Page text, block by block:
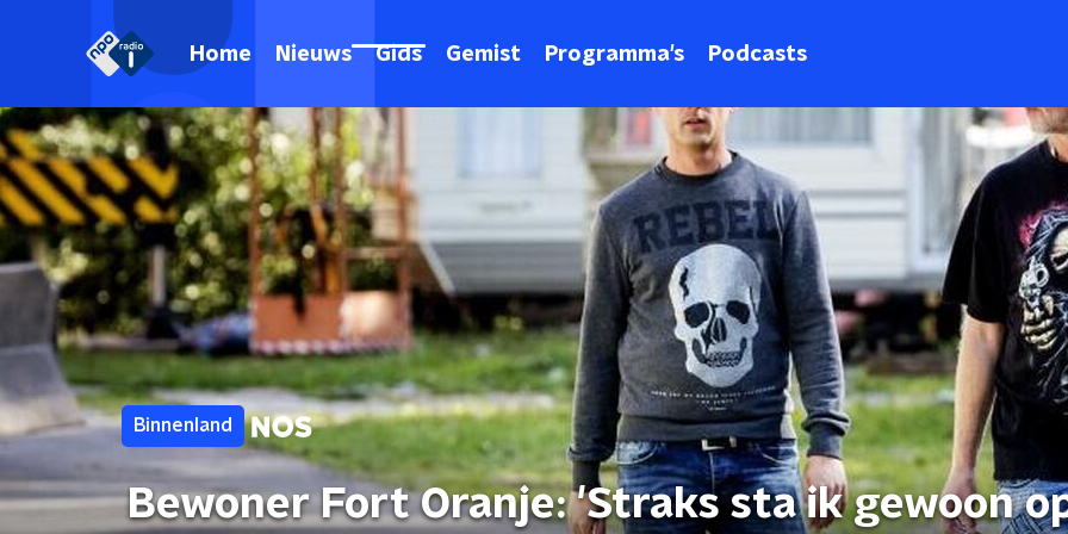
Home Nieuws Gids Gemist Programma's Podcasts
Binnenland
Bewoner Fort Oranje: 'Straks sta ik gewoon